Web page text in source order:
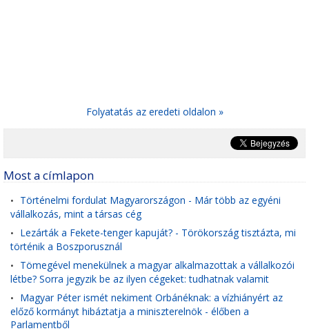
Folyatatás az eredeti oldalon »
Most a címlapon
• Történelmi fordulat Magyarországon - Már több az egyéni
vállalkozás, mint a társas cég
• Lezárták a Fekete-tenger kapuját? - Törökország tisztázta, mi
történik a Boszporusznál
• Tömegével menekülnek a magyar alkalmazottak a vállalkozói
létbe? Sorra jegyzik be az ilyen cégeket: tudhatnak valamit
• Magyar Péter ismét nekiment Orbánéknak: a vízhiányért az
előző kormányt hibáztatja a miniszterelnök - élőben a
Parlamentből